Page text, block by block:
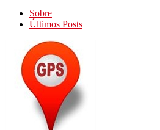
Sobre
Últimos Posts